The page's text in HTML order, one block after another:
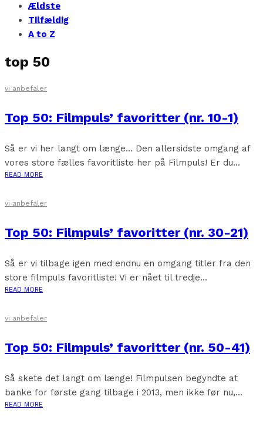
Ældste
Tilfældig
A to Z
top 50
vi anbefaler
Top 50: Filmpuls’ favoritter (nr. 10-1)
Så er vi her langt om længe… Den allersidste omgang af
vores store fælles favoritliste her på Filmpuls! Er du...
READ MORE
vi anbefaler
Top 50: Filmpuls’ favoritter (nr. 30-21)
Så er vi tilbage igen med endnu en omgang titler fra den
store filmpuls favoritliste! Vi er nået til tredje...
READ MORE
vi anbefaler
Top 50: Filmpuls’ favoritter (nr. 50-41)
Så skete det langt om længe! Filmpulsen begyndte at
banke for første gang tilbage i 2013, men ikke før nu,...
READ MORE